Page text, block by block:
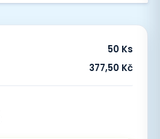
50 Ks
377,50 Kč